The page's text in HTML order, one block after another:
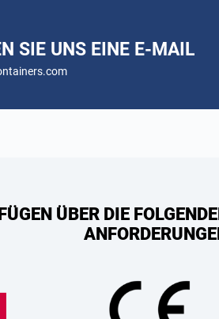
SIE UNS EINE E-MAIL
ÜBER DIE